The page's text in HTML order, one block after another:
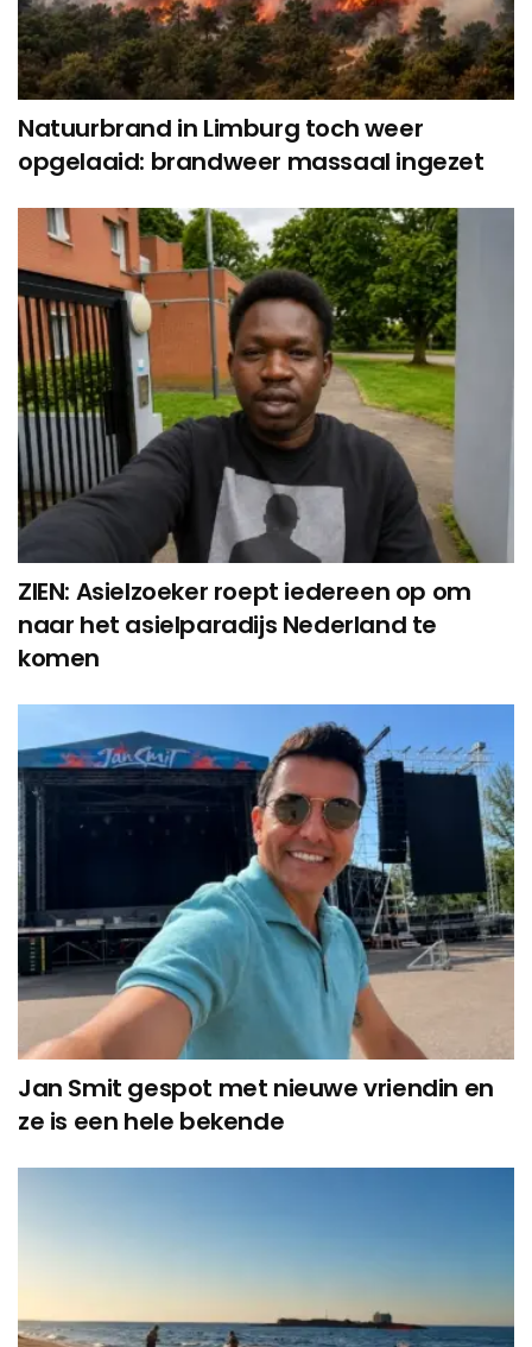
Natuurbrand in Limburg toch weer
opgelaaid: brandweer massaal ingezet
ZIEN: Asielzoeker roept iedereen op om
naar het asielparadijs Nederland te
komen
Jan Smit gespot met nieuwe vriendin en
ze is een hele bekende